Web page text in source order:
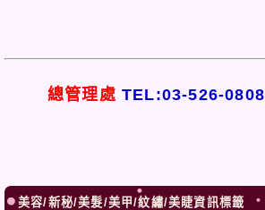
總管理處 TEL:03-526-0808
美容/新秘/美髮/美甲/紋繡/美睫資訊標籤